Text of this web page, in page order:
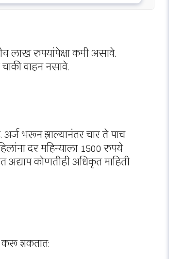
लाख रुपयांपेक्षा कमी असावे.
वाहन नसावे.
भरून झाल्यानंतर चार ते पाच
दर महिन्याला 1500 रुपये
अद्याप कोणतीही अधिकृत माहिती
करू शकतात: